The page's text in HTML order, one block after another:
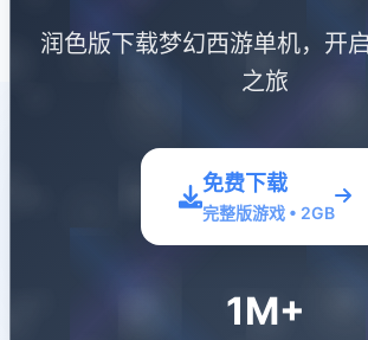
润色版下载梦幻西游单机，开
之旅
免费下载
完整版游戏 • 2GB
1M+